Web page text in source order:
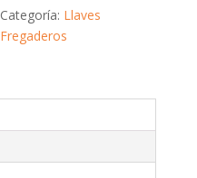
Categoría: Llaves
Fregaderos